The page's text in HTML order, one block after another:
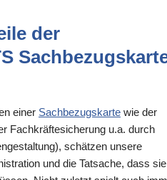
der
einer Sachbezugskarte wie der
Fachkräftesicherung u.a. durch
schätzen unsere
und die Tatsache, dass sie